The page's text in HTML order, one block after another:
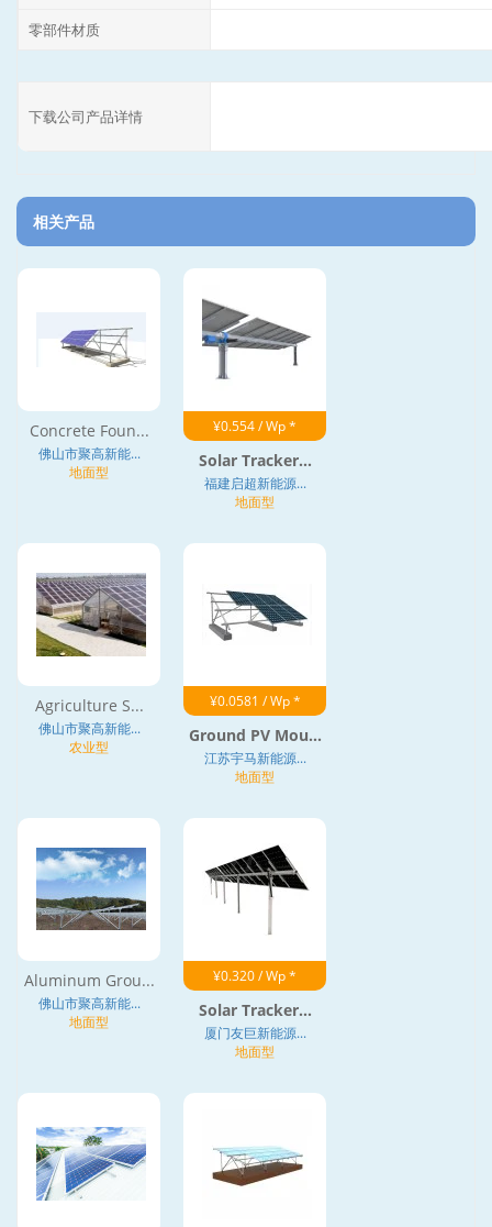
零部件材质
下载公司产品详情
相关产品
Concrete Foun...
佛山市聚高新能...
地面型
¥0.554 / Wp *
Solar Tracker...
福建启超新能源...
地面型
Agriculture S...
佛山市聚高新能...
农业型
¥0.0581 / Wp *
Ground PV Mou...
江苏宇马新能源...
地面型
Aluminum Grou...
佛山市聚高新能...
地面型
¥0.320 / Wp *
Solar Tracker...
厦门友巨新能源...
地面型